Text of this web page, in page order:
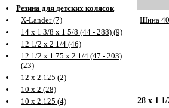
Резина для детских колясок
X-Lander (7)
14 х 1 3/8 х 1 5/8 (44 - 288) (9)
12 1/2 х 2 1/4 (46)
12 1/2 х 1.75 х 2 1/4 (47 - 203)
(23)
12 х 2.125 (2)
10 х 2 (28)
10 х 2.125 (4)
Шина 40
28 х 1